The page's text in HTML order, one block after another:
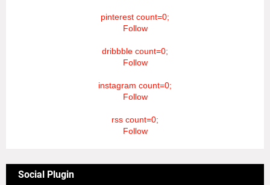
pinterest count=0;
Follow
dribbble count=0;
Follow
instagram count=0;
Follow
rss count=0;
Follow
Social Plugin